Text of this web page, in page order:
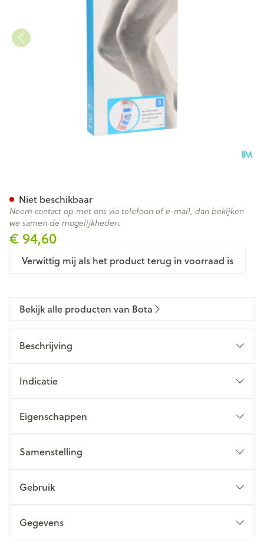
€ 94,60
Verwittig mij als het product terug in voorraad is
Niet beschikbaar
Neem contact op met ons via telefoon of e-mail, dan bekijken
we samen de mogelijkheden.
Bekijk alle producten van Bota
Beschrijving
Indicatie
Eigenschappen
Samenstelling
Gebruik
Gegevens